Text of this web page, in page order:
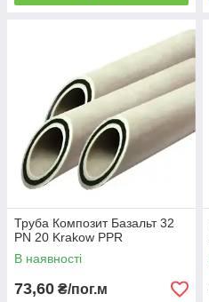
Труба Композит Базальт 32
PN 20 Krakow PPR
В наявності
73,60 ₴/пог.м